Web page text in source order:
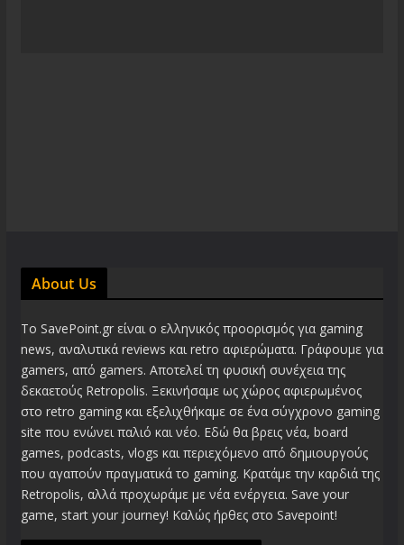
About Us
Το SavePoint.gr είναι ο ελληνικός προορισμός για gaming
news, αναλυτικά reviews και retro αφιερώματα. Γράφουμε για
gamers, από gamers. Αποτελεί τη φυσική συνέχεια της
δεκαετούς Retropolis. Ξεκινήσαμε ως χώρος αφιερωμένος
στο retro gaming και εξελιχθήκαμε σε ένα σύγχρονο gaming
site που ενώνει παλιό και νέο. Εδώ θα βρεις νέα, board
games, podcasts, vlogs και περιεχόμενο από δημιουργούς
που αγαπούν πραγματικά το gaming. Κρατάμε την καρδιά της
Retropolis, αλλά προχωράμε με νέα ενέργεια. Save your
game, start your journey! Καλώς ήρθες στο Savepoint!